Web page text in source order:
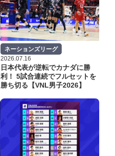
ネーションズリーグ
2026.07.16
日本代表が逆転でカナダに勝
利！ 5試合連続でフルセットを
勝ち切る【VNL男子2026】